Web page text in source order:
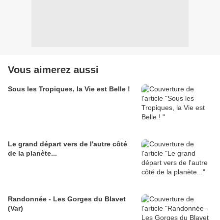
Vous aimerez aussi
Sous les Tropiques, la Vie est Belle !
Le grand départ vers de l'autre côté
de la planète...
Randonnée - Les Gorges du Blavet
(Var)